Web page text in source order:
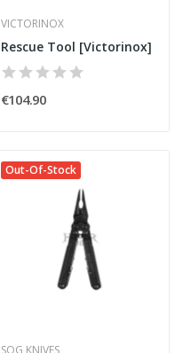
VICTORINOX
Rescue Tool [Victorinox]
€104.90
Out-Of-Stock